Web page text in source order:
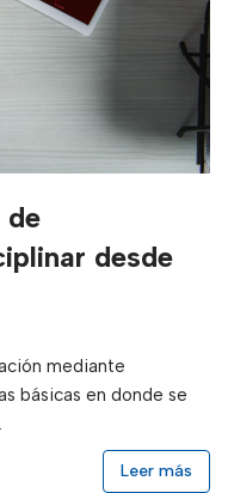
de
desde
mediante
básicas en donde se
Leer más